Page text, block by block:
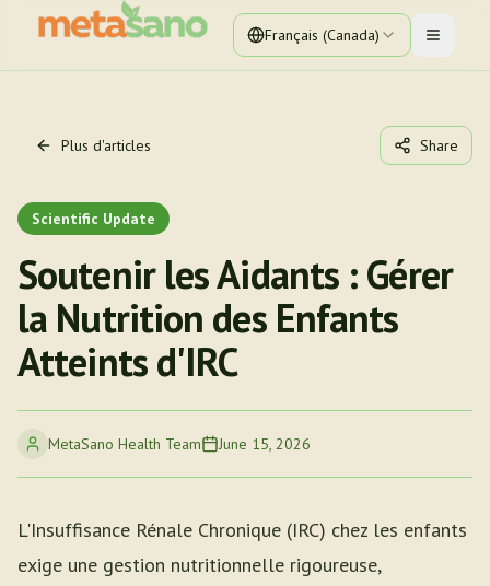
Français (Canada) Toggle
Plus d'articles Share
Scientific Update
Soutenir les Aidants : Gérer
la Nutrition des Enfants
Atteints d'IRC
MetaSano Health Team June 15, 2026
L'Insuffisance Rénale Chronique (IRC) chez les enfants
exige une gestion nutritionnelle rigoureuse,